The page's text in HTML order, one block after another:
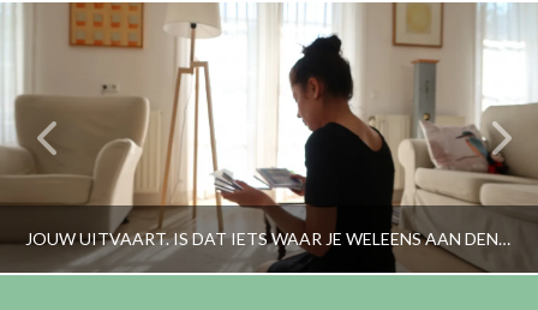
JOUW UITVAART. IS DAT IETS WAAR JE WELEENS AAN DENKT?